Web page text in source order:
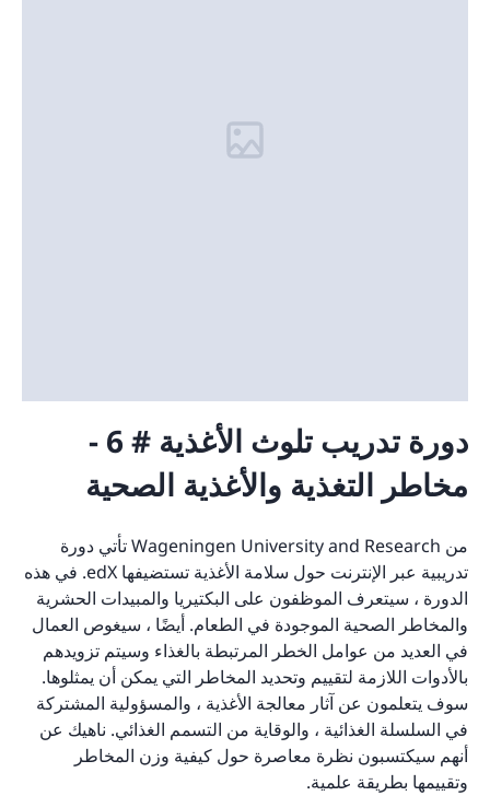
دورة تدريب تلوث الأغذية # 6 -
مخاطر التغذية والأغذية الصحية
من Wageningen University and Research تأتي دورة
تدريبية عبر الإنترنت حول سلامة الأغذية تستضيفها edX. في هذه
الدورة ، سيتعرف الموظفون على البكتيريا والمبيدات الحشرية
والمخاطر الصحية الموجودة في الطعام. أيضًا ، سيغوص العمال
في العديد من عوامل الخطر المرتبطة بالغذاء وسيتم تزويدهم
بالأدوات اللازمة لتقييم وتحديد المخاطر التي يمكن أن يمثلوها.
سوف يتعلمون عن آثار معالجة الأغذية ، والمسؤولية المشتركة
في السلسلة الغذائية ، والوقاية من التسمم الغذائي. ناهيك عن
أنهم سيكتسبون نظرة معاصرة حول كيفية وزن المخاطر
وتقييمها بطريقة علمية.